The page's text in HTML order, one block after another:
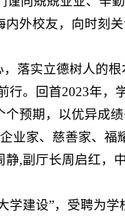
外校友，向时刻
落实立德树人的
。回首2023年
预期，以优异成
业家、慈善家、福
,副厅长周启红，
建设”，受聘为